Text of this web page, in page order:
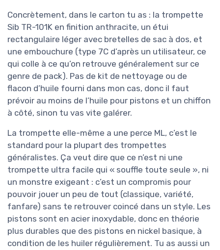
Concrètement, dans le carton tu as : la trompette
Sib TR-101K en finition anthracite, un étui
rectangulaire léger avec bretelles de sac à dos, et
une embouchure (type 7C d’après un utilisateur, ce
qui colle à ce qu’on retrouve généralement sur ce
genre de pack). Pas de kit de nettoyage ou de
flacon d’huile fourni dans mon cas, donc il faut
prévoir au moins de l’huile pour pistons et un chiffon
à côté, sinon tu vas vite galérer.
La trompette elle-même a une perce ML, c’est le
standard pour la plupart des trompettes
généralistes. Ça veut dire que ce n’est ni une
trompette ultra facile qui « souffle toute seule », ni
un monstre exigeant : c’est un compromis pour
pouvoir jouer un peu de tout (classique, variété,
fanfare) sans te retrouver coincé dans un style. Les
pistons sont en acier inoxydable, donc en théorie
plus durables que des pistons en nickel basique, à
condition de les huiler régulièrement. Tu as aussi un